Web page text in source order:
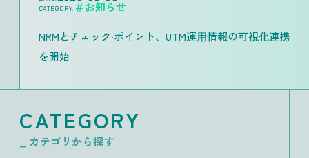
CATEGORY: ＃お知らせ
NRMとチェック‧ポイント、UTM運⽤情報の可視化連携
を開始
CATEGORY
_ カテゴリから探す